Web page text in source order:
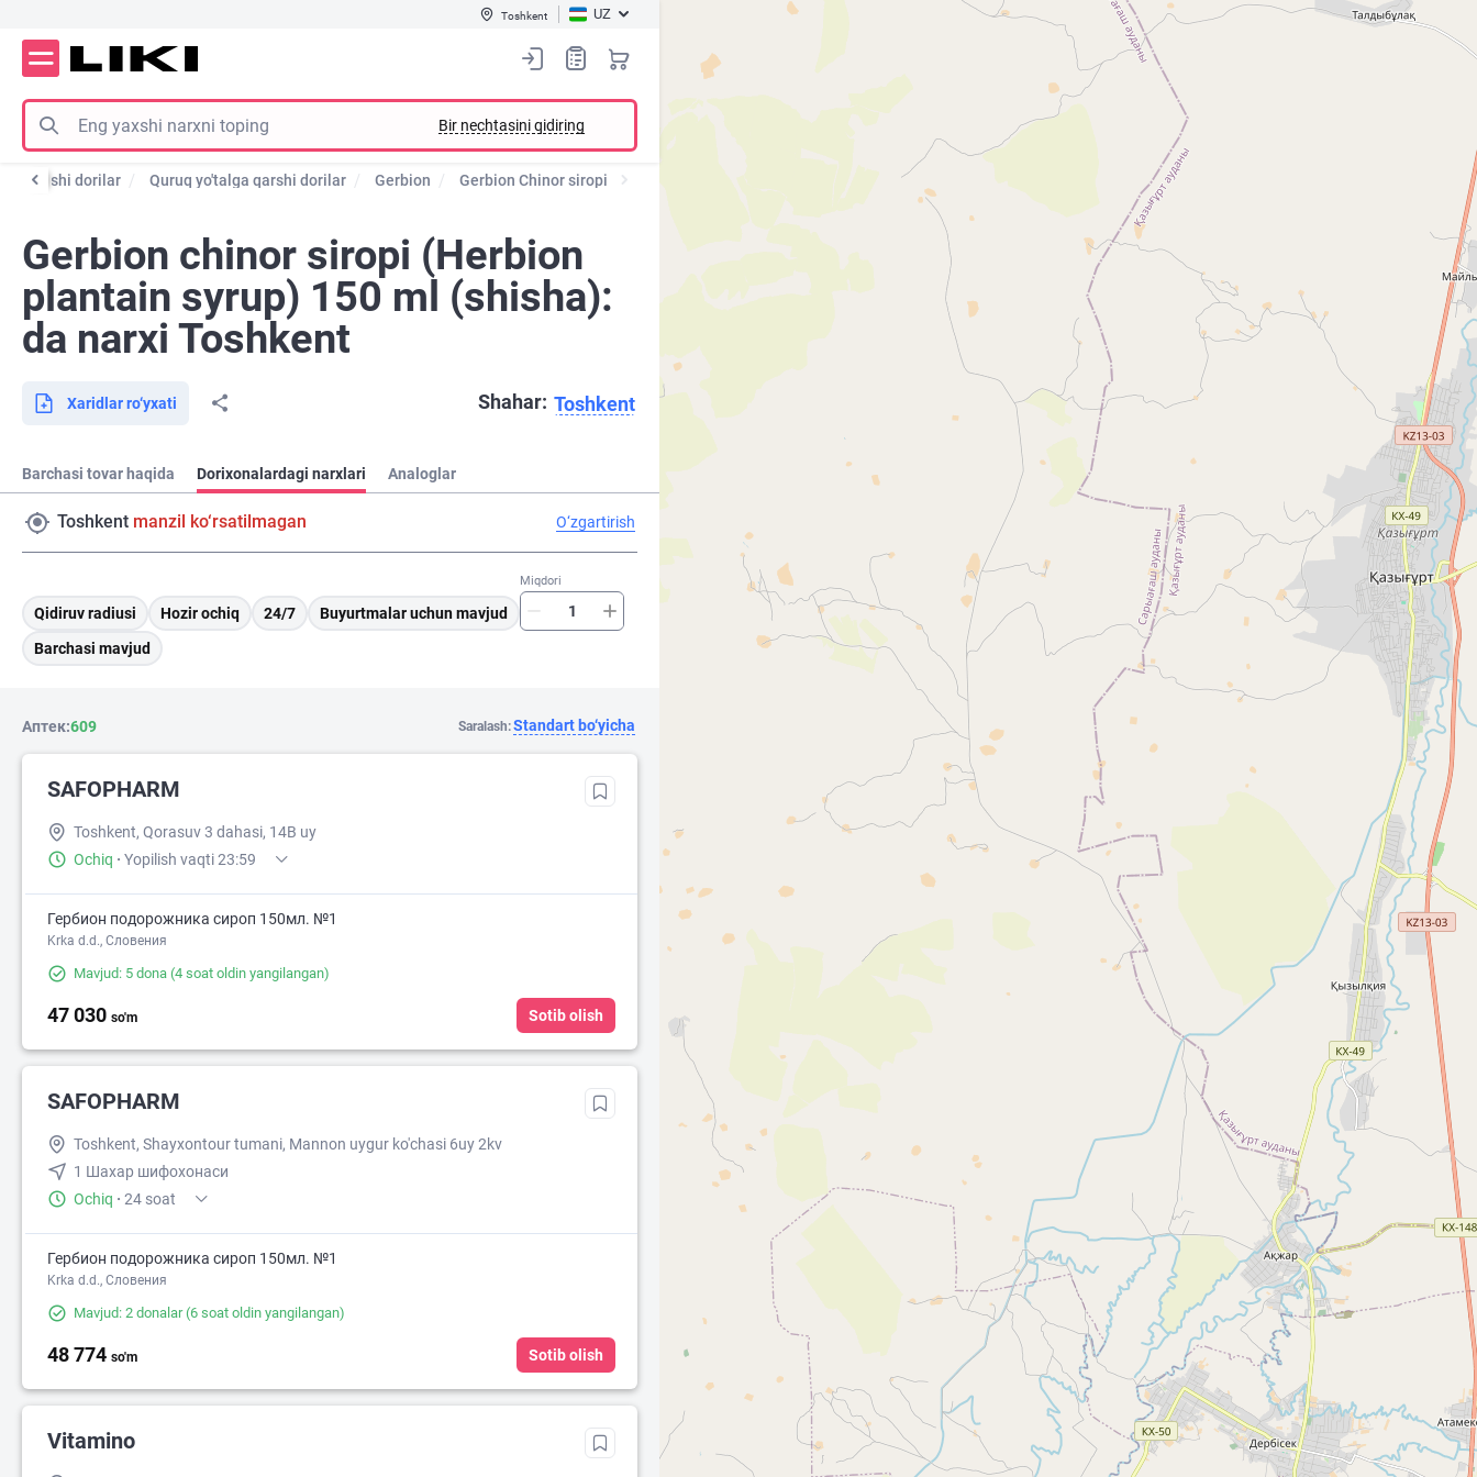
Toshkent UZ
Bir nechtasini qidiring
qarshi dorilar Quruq yo'talga qarshi dorilar Gerbion Gerbion Chinor siropi
Gerbion chinor siropi (Herbion
plantain syrup) 150 ml (shisha):
da narxi Toshkent
Shahar: Toshkent
Xaridlar ro‘yxati
Barchasi tovar haqida Dorixonalardagi narxlari Analoglar
Toshkent manzil ko‘rsatilmagan O‘zgartirish
Qidiruv radiusi Hozir ochiq 24/7 Buyurtmalar uchun mavjud
Miqdori
Barchasi mavjud
Аптек:609 Saralash:Standart bo‘yicha
SAFOPHARM
Toshkent, Qorasuv 3 dahasi, 14B uy
Ochiq · Yopilish vaqti 23:59
Гербион подорожника сироп 150мл. №1
Krka d.d., Словения
Mavjud: 5 dona (4 soat oldin yangilangan)
47 030 so'm Sotib olish
SAFOPHARM
Toshkent, Shayxontour tumani, Mannon uygur ko'chasi 6uy 2kv
1 Шахар шифохонаси
Ochiq · 24 soat
Гербион подорожника сироп 150мл. №1
Krka d.d., Словения
Mavjud: 2 donalar(6 soat oldin yangilangan)
48 774 so'm Sotib olish
Vitamino